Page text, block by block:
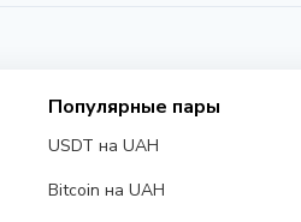
Популярные пары
USDT на UAH
Bitcoin на UAH